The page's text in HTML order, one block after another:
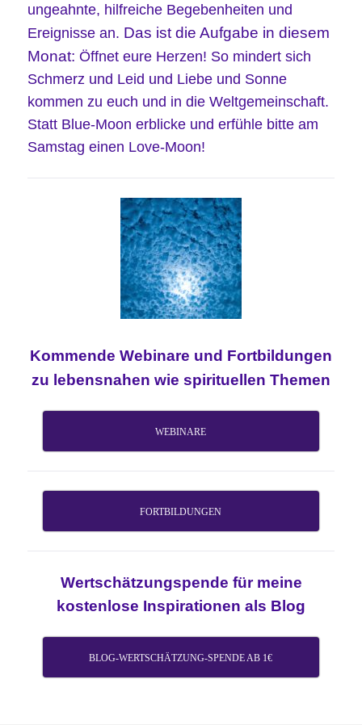
ungeahnte, hilfreiche Begebenheiten und
Ereignisse an. Das ist die Aufgabe in diesem
Monat:Öffnet eure Herzen! So mindert sich
Schmerz und Leid und Liebe und Sonne
kommen zu euch und in die Weltgemeinschaft.
Statt Blue-Moon erblicke und erfühle bitte am
Samstag einen Love-Moon!
Kommende Webinare und Fortbildungen
zu lebensnahen wie spirituellen Themen
WEBINARE
FORTBILDUNGEN
Wertschätzungspende für meine
kostenlose Inspirationen als Blog
BLOG-WERTSCHÄTZUNG-SPENDE AB 1€